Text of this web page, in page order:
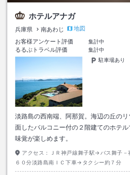
ホテルアナガ
兵庫県 南あわじ
地図
お客様アンケート評価
集計中
るるぶトラベル評価
集計中
駐車場あり
淡路島の西南端、阿那賀。海辺の丘の
面したバルコニー付の２階建てのホテ
味覚が楽しめます。
アクセス：
ＪＲ神戸線舞子駅→バス舞子
６０分淡路島南ＩＣ下車→タクシー約７分